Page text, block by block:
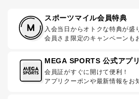
スポーツマイル会員特典
入会当日からオトクな特典が盛
会員さま限定のキャンペーンも
MEGA SPORTS 公式アプリ
会員証がすぐに開けて便利！
アプリクーポンや最新情報をお